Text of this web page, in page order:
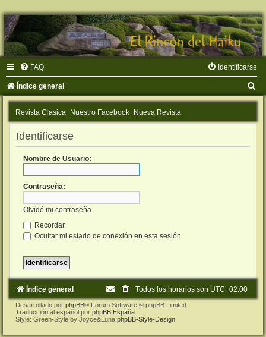
FAQ Identificarse
Índice general
u
Revista Clasica Nuestro Facebook Nueva Revista
Identificarse
Nombre de Usuario:
Contraseña:
Olvidé mi contraseña
Recordar
Ocultar mi estado de conexión en esta sesión
Índice general Todos los horarios son UTC+02:00
Desarrollado por phpBB® Forum Software © phpBB Limited
Traducción al español por phpBB España
Style: Green-Style by Joyce&Luna phpBB-Style-Design